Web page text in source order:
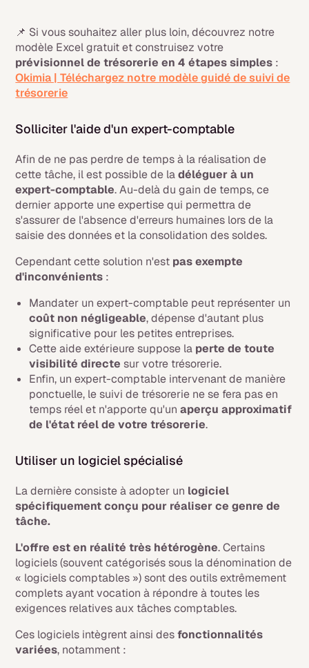
📌 Si vous souhaitez aller plus loin, découvrez notre
modèle Excel gratuit et construisez votre
prévisionnel de trésorerie en 4 étapes simples :
Okimia | Téléchargez notre modèle guidé de suivi de
trésorerie
Solliciter l'aide d'un expert-comptable
Afin de ne pas perdre de temps à la réalisation de
cette tâche, il est possible de ladéléguer à un
expert-comptable. Au-delà du gain de temps, ce
dernier apporte une expertise qui permettra de
s'assurer de l'absence d'erreurs humaines lors de la
saisie des données et la consolidation des soldes.
Cependant cette solution n'est pas exempte
d'inconvénients :
Mandater un expert-comptable peut représenter un
coût non négligeable, dépense d'autant plus
significative pour les petites entreprises.
Cette aide extérieure suppose la perte de toute
visibilité directe sur votre trésorerie.
Enfin, un expert-comptable intervenant de manière
ponctuelle, le suivi de trésorerie ne se fera pas en
temps réel et n'apporte qu'unaperçu approximatif
de l'état réel de votre trésorerie.
Utiliser un logiciel spécialisé
La dernière consiste à adopter un logiciel
spécifiquement conçu pour réaliser ce genre de
tâche.
L'offre est en réalité très hétérogène. Certains
logiciels (souvent catégorisés sous la dénomination de
« logiciels comptables ») sont des outils extrêmement
complets ayant vocation à répondre à toutes les
exigences relatives aux tâches comptables.
Ces logiciels intègrent ainsi desfonctionnalités
variées, notamment :